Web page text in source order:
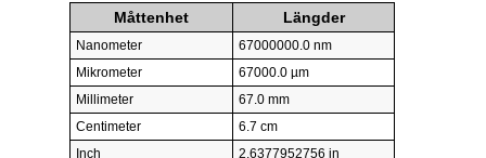
Måttenhet Längder
Nanometer
67000000.0 nm
Mikrometer
67000.0 µm
Millimeter
67.0 mm
Centimeter
6.7 cm
Inch
2.6377952756 in